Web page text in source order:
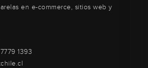
en e-commerce, sitios web y
1393